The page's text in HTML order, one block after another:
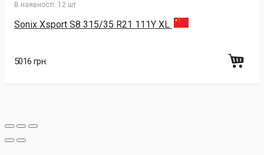
В наявності: 12 шт
Sonix Xsport S8 315/35 R21 111Y XL
5016 грн.